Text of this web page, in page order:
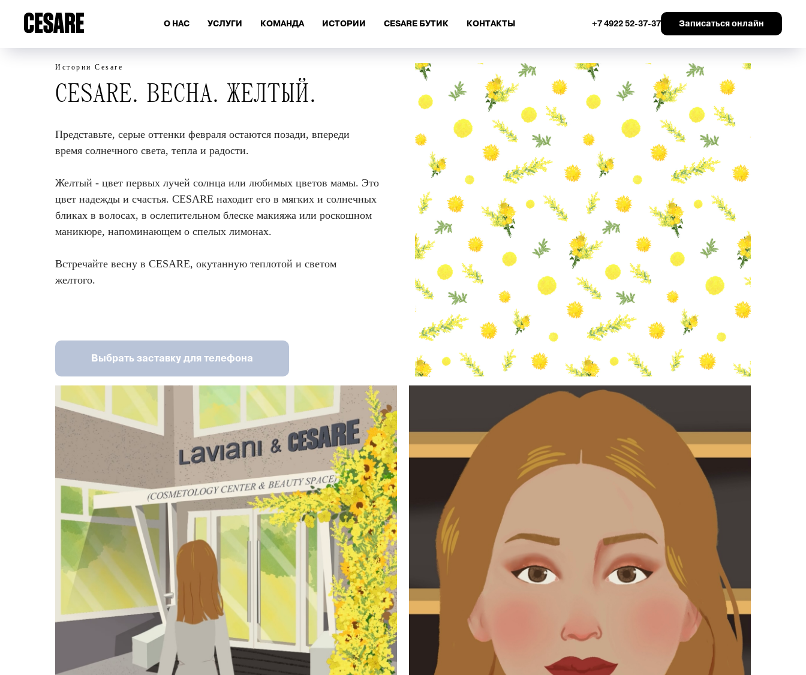
О НАС УСЛУГИ КОМАНДА ИСТОРИИ CESARE БУТИК КОНТАКТЫ +7 4922 52-37-37 Записаться онлайн
Истории Cesare
CESARE. ВЕСНА. ЖЕЛТЫЙ.
Представьте, серые оттенки февраля остаются позади, впереди
время солнечного света, тепла и радости.
Желтый - цвет первых лучей солнца или любимых цветов мамы. Это
цвет надежды и счастья. СESARE находит его в мягких и солнечных
бликах в волосах, в ослепительном блеске макияжа или роскошном
маникюре, напоминающем о спелых лимонах.
Встречайте весну в CESARE, окутанную теплотой и светом
желтого.
Выбрать заставку для телефона